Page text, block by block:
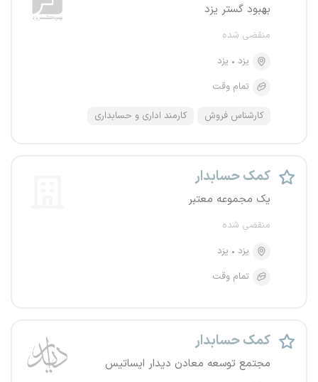
بهبود گستر یزد
منقضی شده
یزد
یزد
تمام وقت
کارشناس فروش کارمند اداری و حسابداری
کمک حسابدار
یک مجموعه معتبر
منقضی شده
یزد
یزد
تمام وقت
کمک حسابدار
مجتمع توسعه معادن دیدار ایساتیس